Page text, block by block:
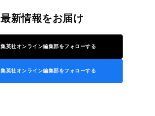
最新情報をお届け
集英社オンライン編集部をフォローする
集英社オンライン編集部をフォローする